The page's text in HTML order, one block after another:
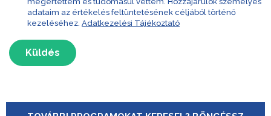
adataim az értékelés feltüntetésének céljából történő
kezeléséhez. Adatkezelési Tájékoztató
Küldés